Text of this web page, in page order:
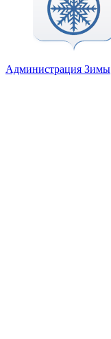
Администрация Зимы